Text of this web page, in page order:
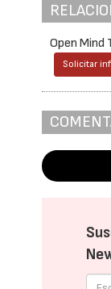
Open Mind
Solicitar